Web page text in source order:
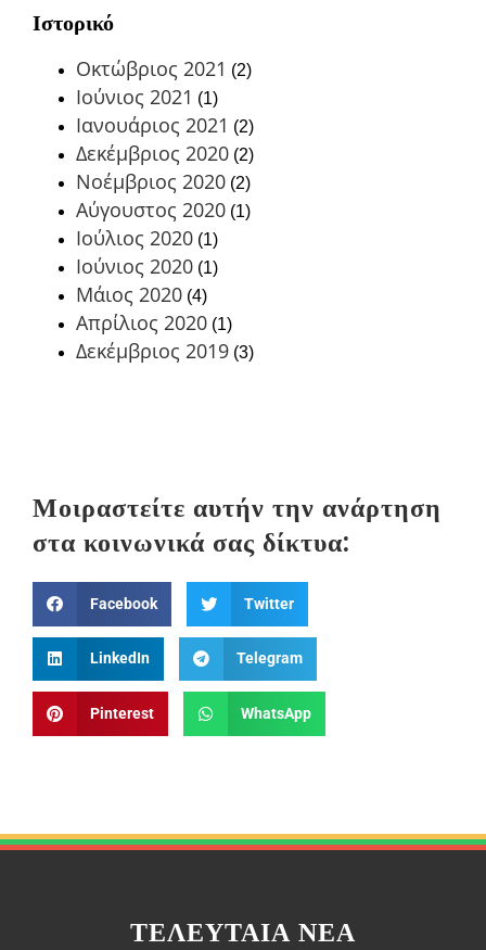
Ιστορικό
Οκτώβριος 2021 (2)
Ιούνιος 2021 (1)
Ιανουάριος 2021 (2)
Δεκέμβριος 2020 (2)
Νοέμβριος 2020 (2)
Αύγουστος 2020 (1)
Ιούλιος 2020 (1)
Ιούνιος 2020 (1)
Μάιος 2020 (4)
Απρίλιος 2020 (1)
Δεκέμβριος 2019 (3)
Μοιραστείτε αυτήν την ανάρτηση
στα κοινωνικά σας δίκτυα:
Facebook Twitter
LinkedIn Telegram
Pinterest WhatsApp
ΤΕΛΕΥΤΑΊΑ ΝΈΑ